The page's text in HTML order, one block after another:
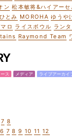
ン 松本敏将&ハイアーセ
とみ MOROHA ゆうや
ロ ライスボウル ラン
Raymond Team
ス メディア ライブアーカイ
7 8
6 7 8 9 10 11 12